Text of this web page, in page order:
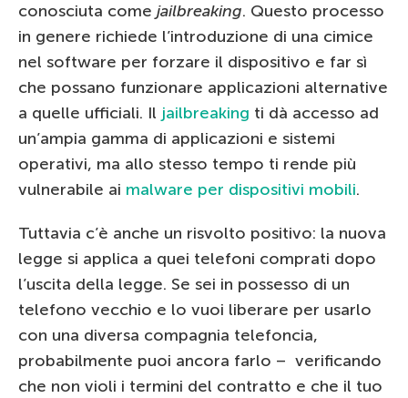
conosciuta come jailbreaking. Questo processo
in genere richiede l’introduzione di una cimice
nel software per forzare il dispositivo e far sì
che possano funzionare applicazioni alternative
a quelle ufficiali. Il jailbreaking ti dà accesso ad
un’ampia gamma di applicazioni e sistemi
operativi, ma allo stesso tempo ti rende più
vulnerabile ai malware per dispositivi mobili.
Tuttavia c’è anche un risvolto positivo: la nuova
legge si applica a quei telefoni comprati dopo
l’uscita della legge. Se sei in possesso di un
telefono vecchio e lo vuoi liberare per usarlo
con una diversa compagnia telefoncia,
probabilmente puoi ancora farlo – verificando
che non violi i termini del contratto e che il tuo